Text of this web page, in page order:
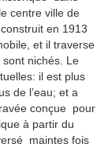
centre ville de
en 1913
et il traverse
sont nichés. Le
il est plus
de l’eau; et a
conçue pour
à partir du
maintes fois